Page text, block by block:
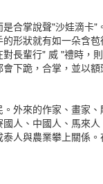
合掌說聲"沙娃滴
形狀就有如一朵含
長輩行" 威 "禮時，
下跪，合掌，並以
外來的作家、畫家
人、中國人、馬來
人與農業攀上關係